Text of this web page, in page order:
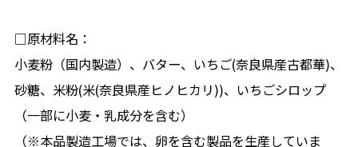
□原材料名：
小麦粉（国内製造）、バター、いちご(奈良県産古都華)、
砂糖、米粉(米(奈良県産ヒノヒカリ))、いちごシロップ
（一部に小麦・乳成分を含む）
（※本品製造工場では、卵を含む製品を生産していま